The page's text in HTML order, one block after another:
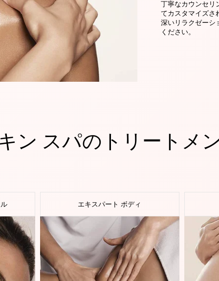
丁寧なカウンセリ
てカスタマイズさ
深いリラクゼーシ
ください。
ン スパのトリートメ
エキスパート ボディ